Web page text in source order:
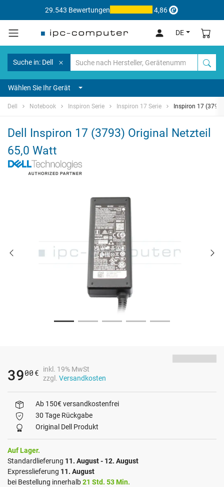
29.543 Bewertungen 4,86
DE
Suche in: Dell
Wählen Sie Ihr Gerät
Dell Notebook Inspiron Serie Inspiron 17 Serie Inspiron 17 (3793)
Dell Inspiron 17 (3793) Original Netzteil
65,0 Watt
3900 €
inkl. 19% MwSt
zzgl. Versandkosten
Ab 150€ versandkostenfrei
30 Tage Rückgabe
Original Dell Produkt
Auf Lager.
Standardlieferung 11. August - 12. August
Expresslieferung 11. August
bei Bestellung innerhalb21 Std. 53 Min.